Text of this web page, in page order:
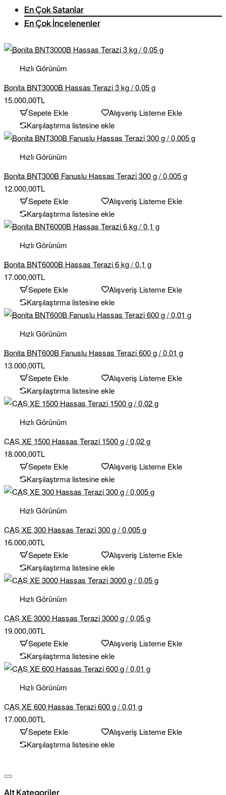
En Çok Satanlar
En Çok İncelenenler
Hızlı Görünüm
Bonita BNT3000B Hassas Terazi 3 kg / 0,05 g
15.000,00TL
Sepete Ekle
Alışveriş Listeme Ekle
Karşılaştırma listesine ekle
Hızlı Görünüm
Bonita BNT300B Fanuslu Hassas Terazi 300 g / 0,005 g
12.000,00TL
Sepete Ekle
Alışveriş Listeme Ekle
Karşılaştırma listesine ekle
Hızlı Görünüm
Bonita BNT6000B Hassas Terazi 6 kg / 0,1 g
17.000,00TL
Sepete Ekle
Alışveriş Listeme Ekle
Karşılaştırma listesine ekle
Hızlı Görünüm
Bonita BNT600B Fanuslu Hassas Terazi 600 g / 0,01 g
13.000,00TL
Sepete Ekle
Alışveriş Listeme Ekle
Karşılaştırma listesine ekle
Hızlı Görünüm
CAS XE 1500 Hassas Terazi 1500 g / 0,02 g
18.000,00TL
Sepete Ekle
Alışveriş Listeme Ekle
Karşılaştırma listesine ekle
Hızlı Görünüm
CAS XE 300 Hassas Terazi 300 g / 0,005 g
16.000,00TL
Sepete Ekle
Alışveriş Listeme Ekle
Karşılaştırma listesine ekle
Hızlı Görünüm
CAS XE 3000 Hassas Terazi 3000 g / 0,05 g
19.000,00TL
Sepete Ekle
Alışveriş Listeme Ekle
Karşılaştırma listesine ekle
Hızlı Görünüm
CAS XE 600 Hassas Terazi 600 g / 0,01 g
17.000,00TL
Sepete Ekle
Alışveriş Listeme Ekle
Karşılaştırma listesine ekle
Alt Kategoriler